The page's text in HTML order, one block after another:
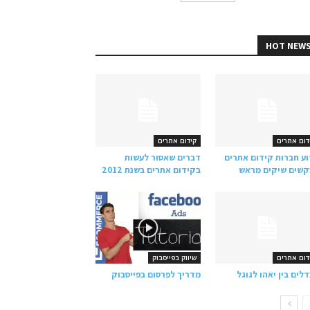
HOT NEWS
קידום אתרים
דברים שאסור לעשות
בקידום אתרים בשנת 2012
אתרים
חברות קידום אתרים
שיקים מראש
שיווק בפייסבוק
מדריך לפרסום בפייסבוק
אתרים
בין יאהו לגוגל